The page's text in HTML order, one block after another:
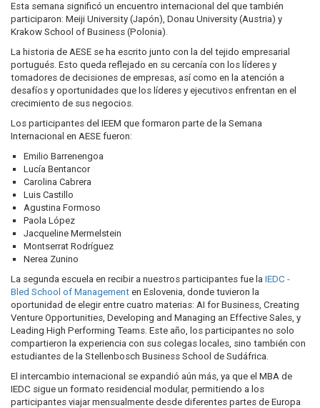
Esta semana significó un encuentro internacional del que también
participaron: Meiji University (Japón), Donau University (Austria) y
Krakow School of Business (Polonia).
La historia de AESE se ha escrito junto con la del tejido empresarial
portugués. Esto queda reflejado en su cercanía con los líderes y
tomadores de decisiones de empresas, así como en la atención a
desafíos y oportunidades que los líderes y ejecutivos enfrentan en el
crecimiento de sus negocios.
Los participantes del IEEM que formaron parte de la Semana
Internacional en AESE fueron:
Emilio Barrenengoa
Lucía Bentancor
Carolina Cabrera
Luis Castillo
Agustina Formoso
Paola López
Jacqueline Mermelstein
Montserrat Rodríguez
Nerea Zunino
La segunda escuela en recibir a nuestros participantes fue la IEDC -
Bled School of Management en Eslovenia, donde tuvieron la
oportunidad de elegir entre cuatro materias: AI for Business, Creating
Venture Opportunities, Developing and Managing an Effective Sales, y
Leading High Performing Teams. Este año, los participantes no solo
compartieron la experiencia con sus colegas locales, sino también con
estudiantes de la Stellenbosch Business School de Sudáfrica.
El intercambio internacional se expandió aún más, ya que el MBA de
IEDC sigue un formato residencial modular, permitiendo a los
participantes viajar mensualmente desde diferentes partes de Europa